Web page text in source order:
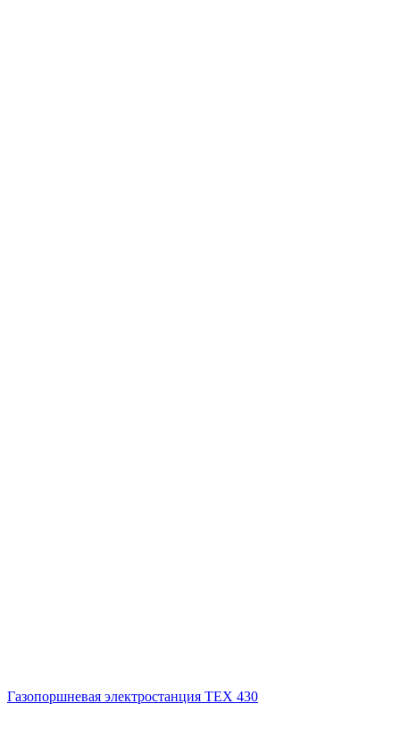
Газопоршневая электростанция ТЕХ 430